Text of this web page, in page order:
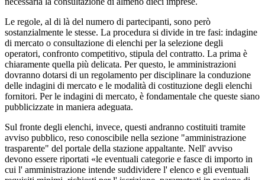
Le regole, al di là del numero di partecipanti, sono però
sostanzialmente le stesse. La procedura si divide in tre fasi: indagine
di mercato o consultazione di elenchi per la selezione degli
operatori, confronto competitivo, stipula del contratto. La prima è
chiaramente quella più delicata. Per questo, le amministrazioni
dovranno dotarsi di un regolamento per disciplinare la conduzione
delle indagini di mercato e le modalità di costituzione degli elenchi
fornitori. Per le indagini di mercato, è fondamentale che queste siano
pubblicizzate in maniera adeguata.
Sul fronte degli elenchi, invece, questi andranno costituiti tramite
avviso pubblico, reso conoscibile nella sezione "amministrazione
trasparente" del portale della stazione appaltante. Nell' avviso
devono essere riportati «le eventuali categorie e fasce di importo in
cui l' amministrazione intende suddividere l' elenco e gli eventuali